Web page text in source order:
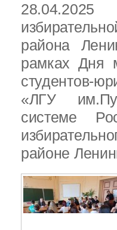
28.04.2025
района
рамках Дня
студентов-
«ЛГУ
системе
районе